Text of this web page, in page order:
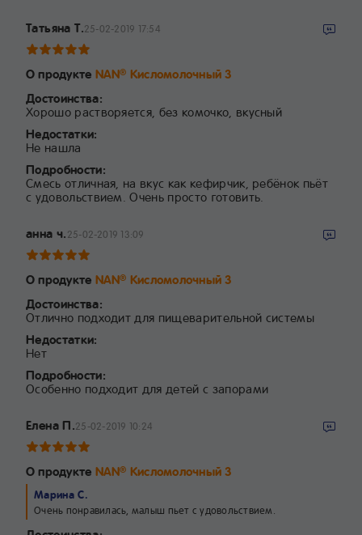
Татьяна Т.25-02-2019 17:54
О продукте NAN® Кисломолочный 3
Достоинства:
Хорошо растворяется, без комочко, вкусный
Недостатки:
Не нашла
Подробности:
Смесь отличная, на вкус как кефирчик, ребёнок пьёт
с удовольствием. Очень просто готовить.
анна ч.25-02-2019 13:09
О продукте NAN® Кисломолочный 3
Достоинства:
Отлично подходит для пищеварительной системы
Недостатки:
Нет
Подробности:
Особенно подходит для детей с запорами
Елена П.25-02-2019 10:24
О продукте NAN® Кисломолочный 3
Марина С.
Очень понравилась, малыш пьет с удовольствием.